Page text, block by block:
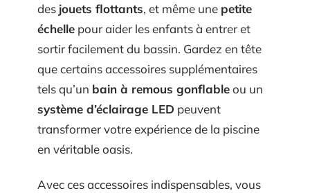
des jouets flottants, et même une petite
échelle pour aider les enfants à entrer et
sortir facilement du bassin. Gardez en tête
que certains accessoires supplémentaires
tels qu’un bain à remous gonflableou un
système d’éclairage LED peuvent
transformer votre expérience de la piscine
en véritable oasis.
Avec ces accessoires indispensables, vous